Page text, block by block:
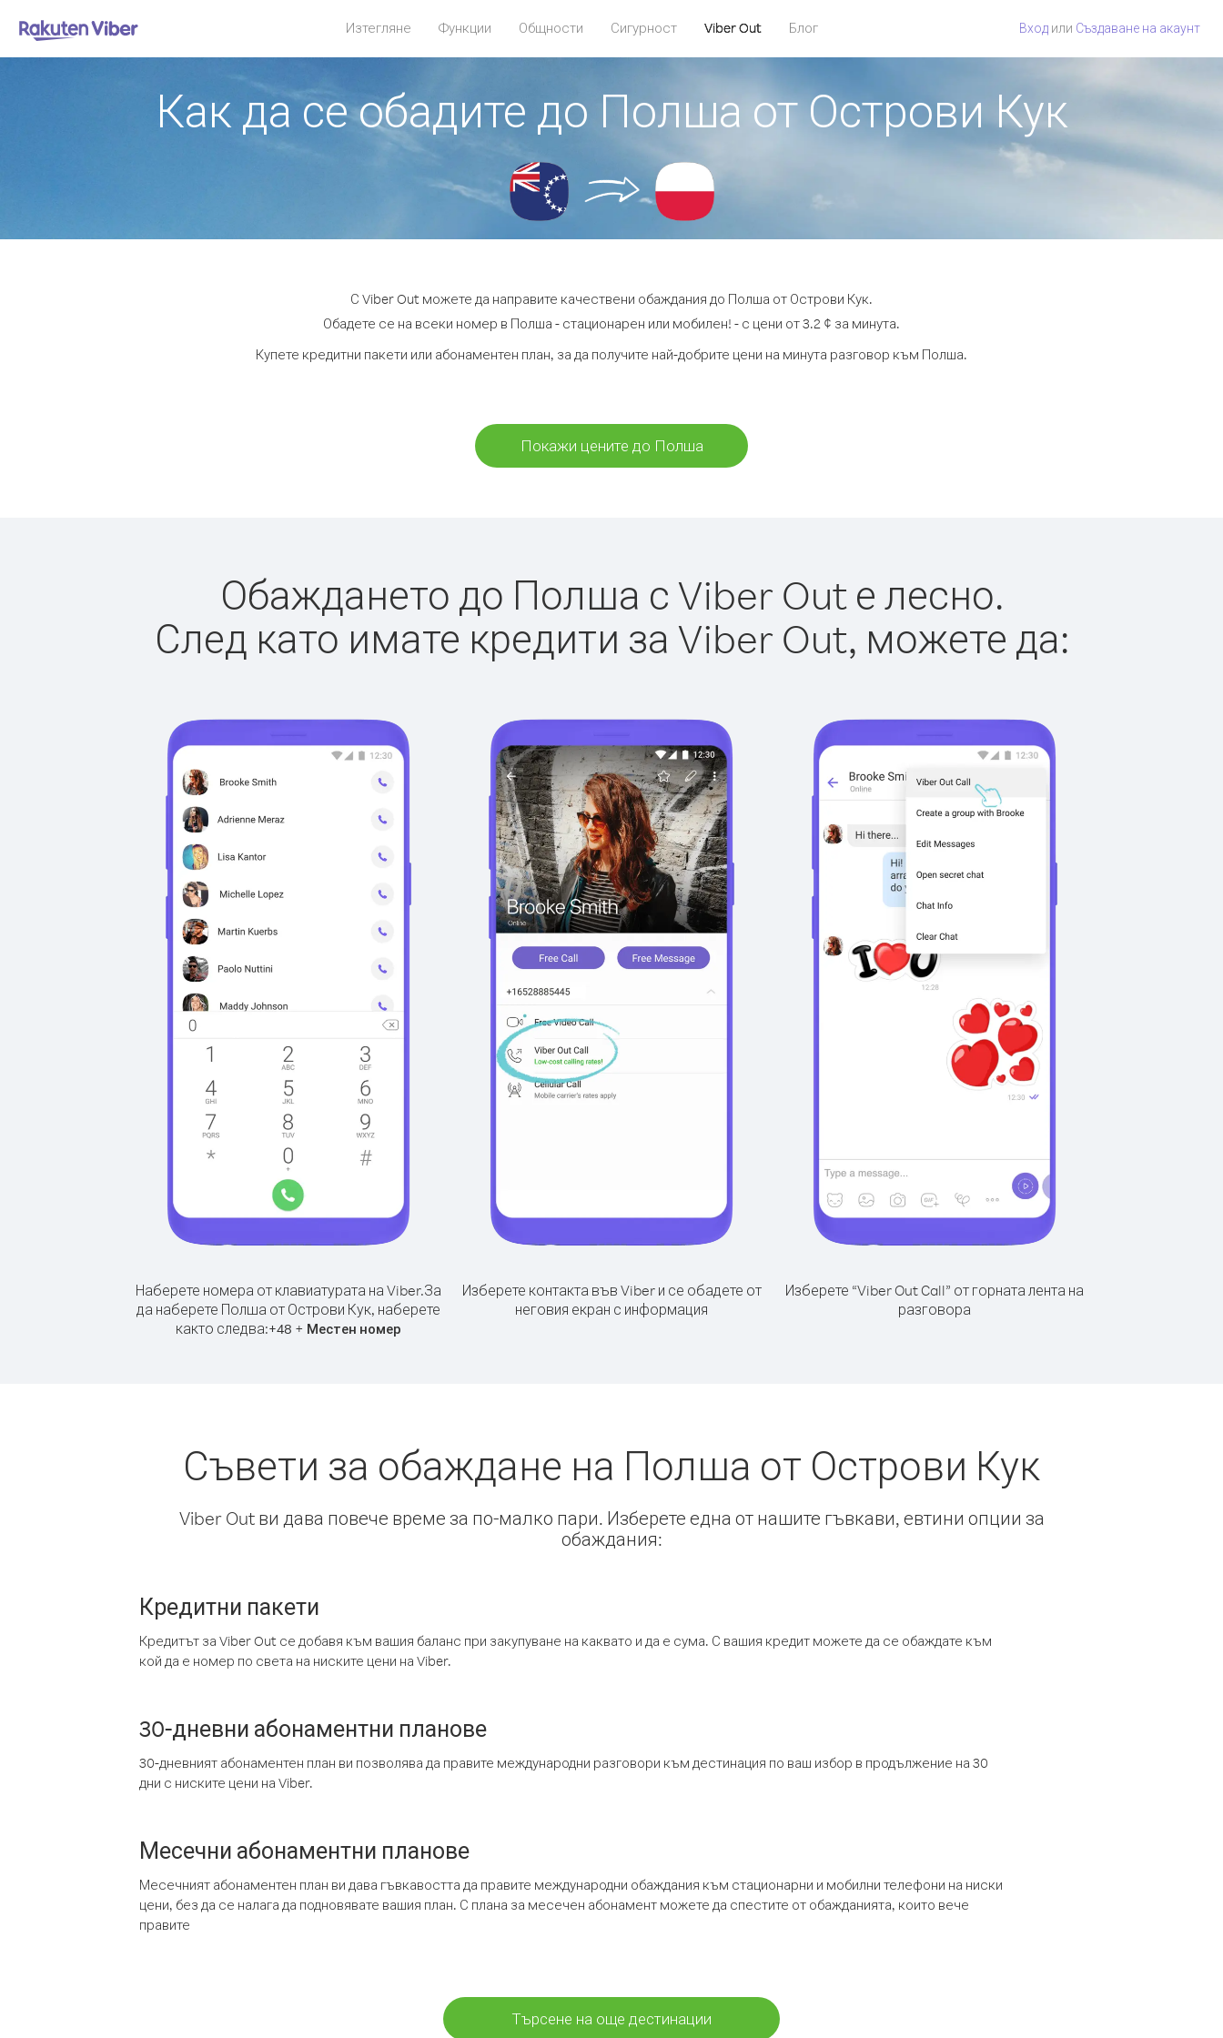
Изтегляне Функции Общности Сигурност Viber Out Блог Вход или Създаване на акаунт
Как да се обадите до Полша от Острови Кук
С Viber Out можете да направите качествени обаждания до Полша от Острови Кук.
Обадете се на всеки номер в Полша - стационарен или мобилен! - с цени от 3.2 ¢ за минута.
Купете кредитни пакети или абонаментен план, за да получите най-добрите цени на минута разговор към Полша.
Покажи цените до Полша
Обаждането до Полша с Viber Out е лесно.
След като имате кредити за Viber Out, можете да:
Наберете номера от клавиатурата на Viber.За
да наберете Полша от Острови Кук, наберете
както следва:+48 + Местен номер
Изберете контакта във Viber и се обадете от
неговия екран с информация
Изберете “Viber Out Call” от горната лента на
разговора
Съвети за обаждане на Полша от Острови Кук
Viber Out ви дава повече време за по-малко пари. Изберете една от нашите гъвкави, евтини опции за
обаждания:
Кредитни пакети
Кредитът за Viber Out се добавя към вашия баланс при закупуване на каквато и да е сума. С вашия кредит можете да се обаждате към
кой да е номер по света на ниските цени на Viber.
30-дневни абонаментни планове
30-дневният абонаментен план ви позволява да правите международни разговори към дестинация по ваш избор в продължение на 30
дни с ниските цени на Viber.
Месечни абонаментни планове
Месечният абонаментен план ви дава гъвкавостта да правите международни обаждания към стационарни и мобилни телефони на ниски
цени, без да се налага да подновявате вашия план. С плана за месечен абонамент можете да спестите от обажданията, които вече
правите
Търсене на още дестинации